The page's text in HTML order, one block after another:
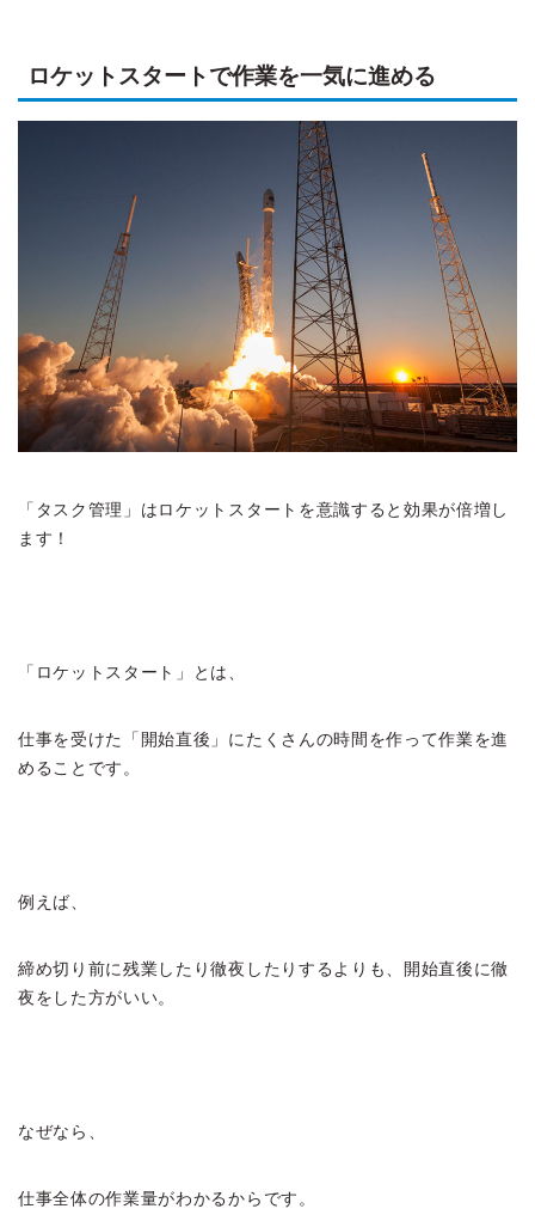
ロケットスタートで作業を一気に進める
「タスク管理」はロケットスタートを意識すると効果が倍増し
ます！
「ロケットスタート」とは、
仕事を受けた「開始直後」にたくさんの時間を作って作業を進
めることです。
例えば、
締め切り前に残業したり徹夜したりするよりも、開始直後に徹
夜をした方がいい。
なぜなら、
仕事全体の作業量がわかるからです。